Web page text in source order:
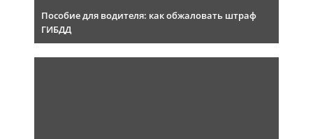
Пособие для водителя: как обжаловать штраф
ГИБДД